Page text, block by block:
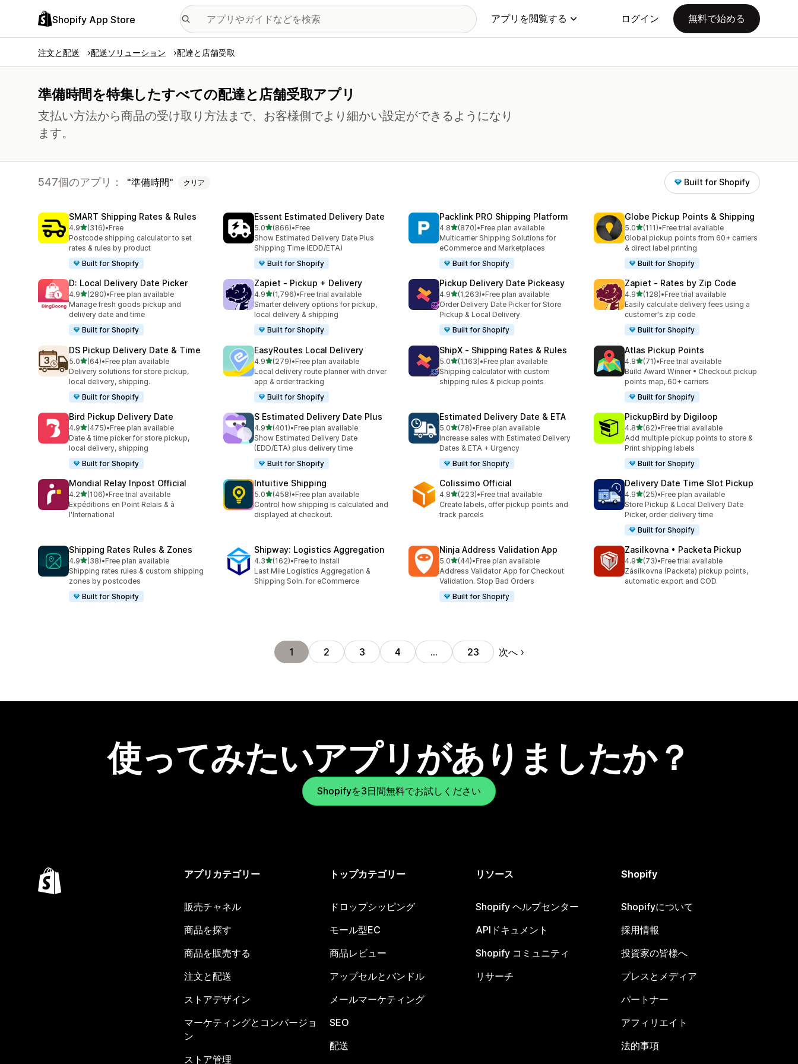
Shopify App Store アプリを閲覧する ログイン 無料で始める
注文と配送 配送ソリューション 配達と店舗受取
準備時間を特集したすべての配達と店舗受取アプリ
支払い方法から商品の受け取り方法まで、お客様側でより細かい設定ができるようになり
ます。
547個のアプリ： 準備時間 クリア Built for Shopify
SMART Shipping Rates & Rules
4.95つ星中
(316)
合計レビュー数：316件
•Free
Postcode shipping calculator to set
rates & rules by product
Built for Shopify
Essent Estimated Delivery Date
5.05つ星中
(866)
合計レビュー数：866件
•Free
Show Estimated Delivery Date Plus
Shipping Time (EDD/ETA)
Built for Shopify
Packlink PRO Shipping Platform
4.85つ星中
(870)
合計レビュー数：870件
•Free plan available
Multicarrier Shipping Solutions for
eCommerce and Marketplaces
Built for Shopify
Globe Pickup Points & Shipping
5.05つ星中
(111)
合計レビュー数：111件
•Free trial available
Global pickup points from 60+ carriers
& direct label printing
Built for Shopify
D: Local Delivery Date Picker
4.95つ星中
(280)
合計レビュー数：280件
•Free plan available
Manage fresh goods pickup and
delivery date and time
Built for Shopify
Zapiet ‑ Pickup + Delivery
4.95つ星中
(1,796)
合計レビュー数：1796件
•Free trial available
Smarter delivery options for pickup,
local delivery & shipping
Built for Shopify
Pickup Delivery Date Pickeasy
4.95つ星中
(1,263)
合計レビュー数：1263件
•Free plan available
Order Delivery Date Picker for Store
Pickup & Local Delivery.
Built for Shopify
Zapiet ‑ Rates by Zip Code
4.95つ星中
(128)
合計レビュー数：128件
•Free trial available
Easily calculate delivery fees using a
customer's zip code
Built for Shopify
DS Pickup Delivery Date & Time
5.05つ星中
(64)
合計レビュー数：64件
•Free plan available
Delivery solutions for store pickup,
local delivery, shipping.
Built for Shopify
EasyRoutes Local Delivery
4.95つ星中
(279)
合計レビュー数：279件
•Free plan available
Local delivery route planner with driver
app & order tracking
Built for Shopify
ShipX ‑ Shipping Rates & Rules
5.05つ星中
(1,163)
合計レビュー数：1163件
•Free plan available
Shipping calculator with custom
shipping rules & pickup points
Atlas Pickup Points
4.85つ星中
(71)
合計レビュー数：71件
•Free trial available
Build Award Winner • Checkout pickup
points map, 60+ carriers
Built for Shopify
Bird Pickup Delivery Date
4.95つ星中
(475)
合計レビュー数：475件
•Free plan available
Date & time picker for store pickup,
local delivery, shipping
Built for Shopify
S Estimated Delivery Date Plus
4.95つ星中
(401)
合計レビュー数：401件
•Free plan available
Show Estimated Delivery Date
(EDD/ETA) plus delivery time
Built for Shopify
Estimated Delivery Date & ETA
5.05つ星中
(78)
合計レビュー数：78件
•Free plan available
Increase sales with Estimated Delivery
Dates & ETA + Urgency
Built for Shopify
PickupBird by Digiloop
4.85つ星中
(62)
合計レビュー数：62件
•Free trial available
Add multiple pickup points to store &
Print shipping labels
Built for Shopify
Mondial Relay Inpost Official
4.25つ星中
(106)
合計レビュー数：106件
•Free trial available
Expéditions en Point Relais & à
l'International
Intuitive Shipping
5.05つ星中
(458)
合計レビュー数：458件
•Free plan available
Control how shipping is calculated and
displayed at checkout.
Colissimo Official
4.85つ星中
(223)
合計レビュー数：223件
•Free trial available
Create labels, offer pickup points and
track parcels
Delivery Date Time Slot Pickup
4.95つ星中
(25)
合計レビュー数：25件
•Free plan available
Store Pickup & Local Delivery Date
Picker, order delivery time
Built for Shopify
Shipping Rates Rules & Zones
4.95つ星中
(38)
合計レビュー数：38件
•Free plan available
Shipping rates rules & custom shipping
zones by postcodes
Built for Shopify
Shipway: Logistics Aggregation
4.35つ星中
(162)
合計レビュー数：162件
•Free to install
Last Mile Logistics Aggregation &
Shipping Soln. for eCommerce
Ninja Address Validation App
5.05つ星中
(44)
合計レビュー数：44件
•Free plan available
Address Validator App for Checkout
Validation. Stop Bad Orders
Built for Shopify
Zasilkovna • Packeta Pickup
4.95つ星中
(73)
合計レビュー数：73件
•Free trial available
Zásilkovna (Packeta) pickup points,
automatic export and COD.
1 2 3 4 … 23 次へ
使ってみたいアプリがありましたか？
Shopifyを3日間無料でお試しください
アプリカテゴリー
販売チャネル
商品を探す
商品を販売する
注文と配送
ストアデザイン
マーケティングとコンバージョ
ン
ストア管理
トップカテゴリー
ドロップシッピング
モール型EC
商品レビュー
アップセルとバンドル
メールマーケティング
SEO
配送
リソース
Shopify ヘルプセンター
APIドキュメント
Shopify コミュニティ
リサーチ
Shopify
Shopifyについて
採用情報
投資家の皆様へ
プレスとメディア
パートナー
アフィリエイト
法的事項